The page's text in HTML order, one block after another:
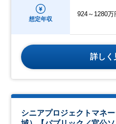
想定年収
924～1280万
詳しく
シニアプロジェクトマネ